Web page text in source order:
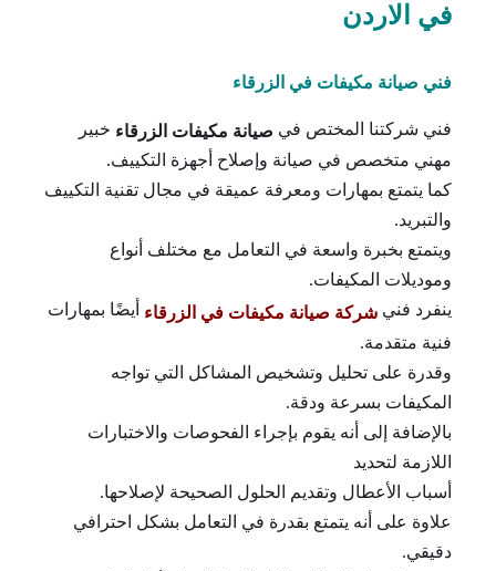
في الاردن
فني صيانة مكيفات في الزرقاء
فني شركتنا المختص في صيانة مكيفات الزرقاء خبير
مهني متخصص في صيانة وإصلاح أجهزة التكييف.
كما يتمتع بمهارات ومعرفة عميقة في مجال تقنية التكييف
والتبريد.
ويتمتع بخبرة واسعة في التعامل مع مختلف أنواع
وموديلات المكيفات.
ينفرد فني شركة صيانة مكيفات في الزرقاء أيضًا بمهارات
فنية متقدمة.
وقدرة على تحليل وتشخيص المشاكل التي تواجه
المكيفات بسرعة ودقة.
بالإضافة إلى أنه يقوم بإجراء الفحوصات والاختبارات
اللازمة لتحديد
أسباب الأعطال وتقديم الحلول الصحيحة لإصلاحها.
علاوة على أنه يتمتع بقدرة في التعامل بشكل احترافي
دقيقي.